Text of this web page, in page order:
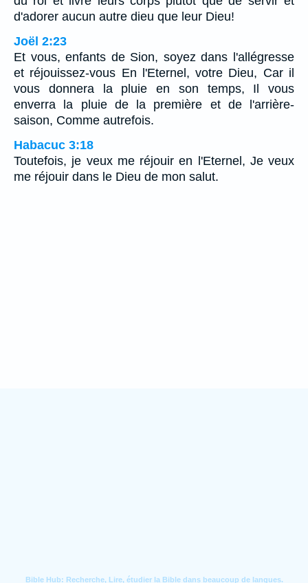
d'adorer aucun autre dieu que leur Dieu!
Joël 2:23
Et vous, enfants de Sion, soyez dans l'allégresse
et réjouissez-vous En l'Eternel, votre Dieu, Car il
vous donnera la pluie en son temps, Il vous
enverra la pluie de la première et de l'arrière-
saison, Comme autrefois.
Habacuc 3:18
Toutefois, je veux me réjouir en l'Eternel, Je veux
me réjouir dans le Dieu de mon salut.